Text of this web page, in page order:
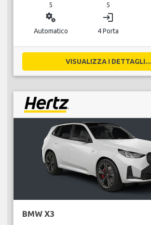
5 5
miscellaneous_services
Automatico
login
4 Porta
VISUALIZZA I DETTAGLI...
BMW X3